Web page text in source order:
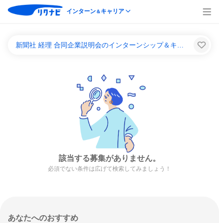
インターン＆キャリア
該当する募集がありません。
必須でない条件は広げて検索してみましょう！
あなたへのおすすめ